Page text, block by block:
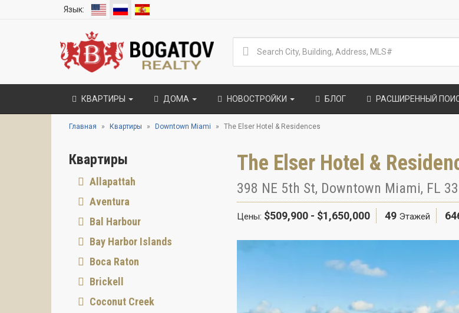
Язык:
КВАРТИРЫ ДОМА НОВОСТРОЙКИ БЛОГ РАСШИРЕННЫЙ
Главная Квартиры Downtown Miami The Elser Hotel & Residences
The Elser Hotel &
398 NE 5th St, Downtown Miami, FL
Цены: $509,900 - $1,650,000 49 Этажей
Квартиры
Allapattah
Aventura
Bal Harbour
Bay Harbor Islands
Boca Raton
Brickell
Coconut Creek